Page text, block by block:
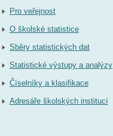
Pro veřejnost
O školské statistice
Sběry statistických dat
Statistické výstupy a analýzy
Číselníky a klasifikace
Adresáře školských institucí